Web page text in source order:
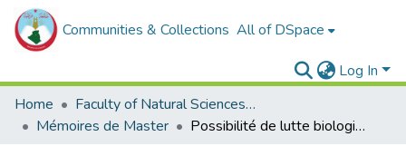
Communities & Collections All of DSpace
Log In
Home
Faculty of Natural Sciences, Life and Earth Sciences
Mémoires de Master
Possibilité de lutte biologique par l’utilisation des microorganismes telluriques contre Fusarium oxysporum f. sp. albedinis dans la région de Metlili (Wilaya de Ghardaïa)